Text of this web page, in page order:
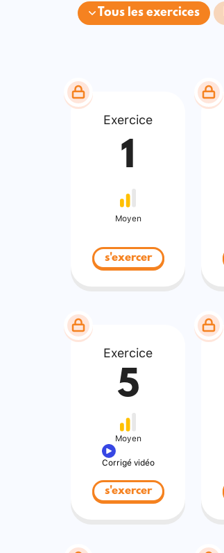
Tous les exercices
Exercice
1
Moyen
s'exercer
Exercice
5
Moyen
Corrigé vidéo
s'exercer